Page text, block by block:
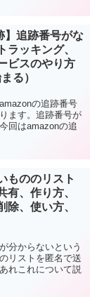
】追跡番号がな
ラッキング、
ビスのやり方
る）
の追跡番号
ます。追跡番号が
回はamazonの追
もののリスト
有、作り方、
除、使い方、
分からないという
リストを匿名で送
れこれについて説